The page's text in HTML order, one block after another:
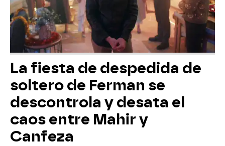
La fiesta de despedida de
soltero de Ferman se
descontrola y desata el
caos entre Mahir y
Canfeza